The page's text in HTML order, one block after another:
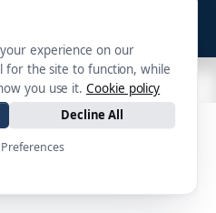
by
experience on our
for the site to function, while
you use it. Cookie policy
Decline All